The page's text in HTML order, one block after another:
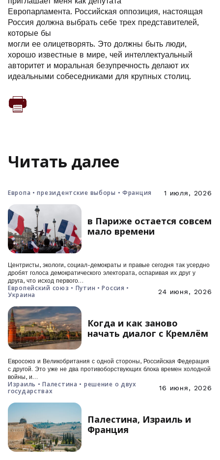
Европарламента. Российская оппозиция, настоящая
Россия должна выбрать себе трех представителей,
которые бы
могли ее олицетворять. Это должны быть люди,
хорошо известные в мире, чей интеллектуальный
авторитет и моральная безупречность делают их
идеальными собеседниками для крупных столиц.
Читать далее
Европа • президентские выборы • Франция 1 июля, 2026
в Париже остается совсем
мало времени
Центристы, экологи, социал-демократы и правые сегодня так усердно
дробят голоса демократического электората, оспаривая их друг у
друга, что исход первого…
Европейский союз • Путин • Россия •
Украина
24 июня, 2026
Когда и как заново
начать диалог с Кремлём
Евросоюз и Великобритания с одной стороны, Российская Федерация
с другой. Это уже не два противоборствующих блока времен холодной
войны, и…
Израиль • Палестина • решение о двух
государствах
16 июня, 2026
Палестина, Израиль и
Франция